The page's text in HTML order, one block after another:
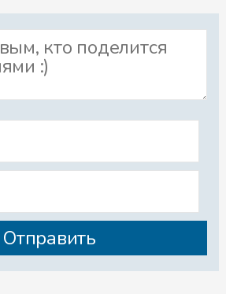
кружилось столько
что скоро Муми-
с этой
горой! -
и поднялась на
горой? -